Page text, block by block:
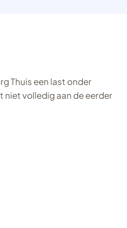
Thuis een last onder
volledig aan de eerder